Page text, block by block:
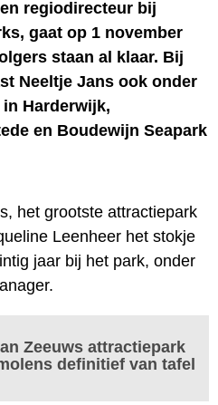
regiodirecteur bij
gaat op 1 november
staan al klaar. Bij
Neeltje Jans ook onder
Harderwijk,
en Boudewijn Seapark
het grootste attractiepark
Leenheer het stokje
jaar bij het park, onder
Zeeuws attractiepark
definitief van tafel